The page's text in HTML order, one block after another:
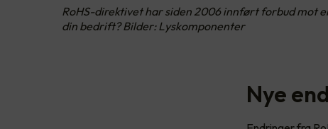
RoHS-direktivet har siden 2006 innført forbud mot
din bedrift? Bilder: Lyskomponenter
Nye